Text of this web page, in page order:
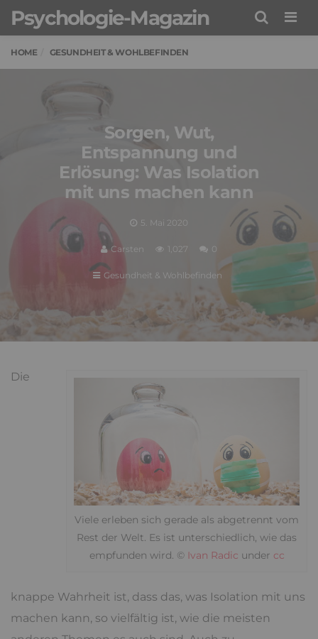
Psychologie-Magazin
HOME GESUNDHEIT & WOHLBEFINDEN
Sorgen, Wut,
Entspannung und
Erlösung: Was Isolation
mit uns machen kann
5. Mai 2020
Carsten 1,027 0
Gesundheit & Wohlbefinden
Viele erleben sich gerade als abgetrennt vom
Rest der Welt. Es ist unterschiedlich, wie das
empfunden wird. © Ivan Radic under cc
Die
knappe Wahrheit ist, dass das, was Isolation mit uns
machen kann, so vielfältig ist, wie die meisten